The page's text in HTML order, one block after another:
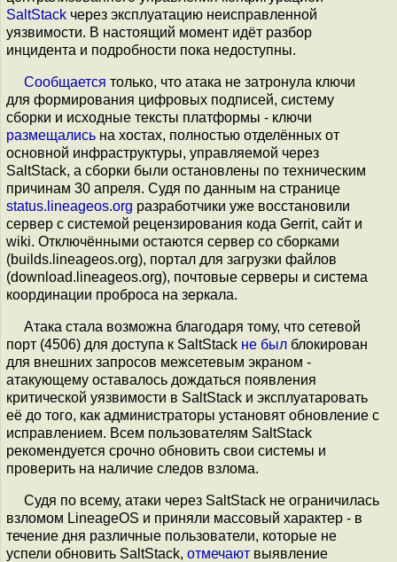
SaltStack через эксплуатацию неисправленной
уязвимости. В настоящий момент идёт разбор
инцидента и подробности пока недоступны.
Сообщается только, что атака не затронула ключи
для формирования цифровых подписей, систему
сборки и исходные тексты платформы - ключи
размещались на хостах, полностью отделённых от
основной инфраструктуры, управляемой через
SaltStack, а сборки были остановлены по техническим
причинам 30 апреля. Судя по данным на странице
status.lineageos.org разработчики уже восстановили
сервер с системой рецензирования кода Gerrit, сайт и
wiki. Отключёнными остаются сервер со сборками
(builds.lineageos.org), портал для загрузки файлов
(download.lineageos.org), почтовые серверы и система
координации проброса на зеркала.
Атака стала возможна благодаря тому, что сетевой
порт (4506) для доступа к SaltStack не был блокирован
для внешних запросов межсетевым экраном -
атакующему оставалось дождаться появления
критической уязвимости в SaltStack и эксплуатаровать
её до того, как администраторы установят обновление с
исправлением. Всем пользователям SaltStack
рекомендуется срочно обновить свои системы и
проверить на наличие следов взлома.
Судя по всему, атаки через SaltStack не ограничилась
взломом LineageOS и приняли массовый характер - в
течение дня различные пользователи, которые не
успели обновить SaltStack, отмечают выявление